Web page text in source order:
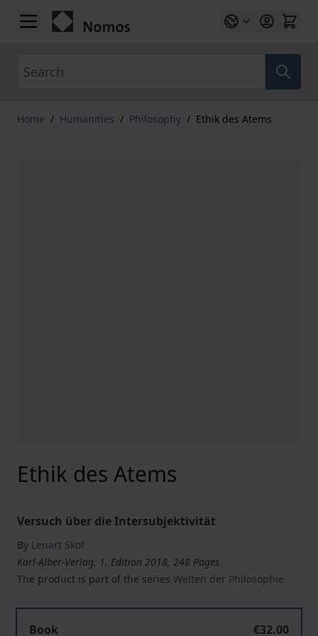
Skip to Content
Home / Humanities / Philosophy / Ethik des Atems
Ethik des Atems
Versuch über die Intersubjektivität
By Lenart Skof
Karl-Alber-Verlag, 1. Edition 2018, 248 Pages
The product is part of the series Welten der Philosophie
Book
€32.00